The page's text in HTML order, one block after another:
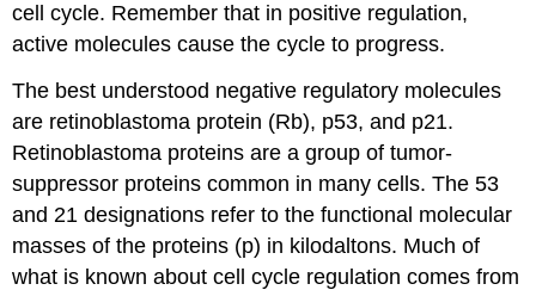
cell cycle. Remember that in positive regulation,
active molecules cause the cycle to progress.
The best understood negative regulatory molecules
are retinoblastoma protein (Rb), p53, and p21.
Retinoblastoma proteins are a group of tumor-
suppressor proteins common in many cells. The 53
and 21 designations refer to the functional molecular
masses of the proteins (p) in kilodaltons. Much of
what is known about cell cycle regulation comes from